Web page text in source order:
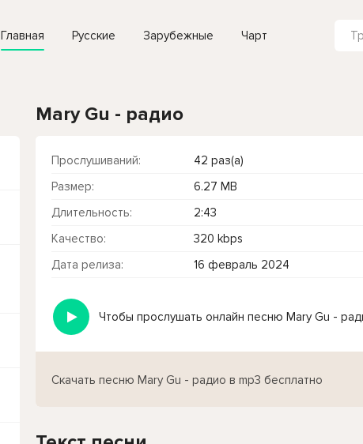
Главная Русские Зарубежные Чарт
Mary Gu - радио
Прослушиваний:
42 раз(а)
Размер:
6.27 MB
Длительность:
2:43
Качество:
320 kbps
Дата релиза:
16 февраль 2024
Скачать песню Mary Gu - радио в mp3 бесплатно